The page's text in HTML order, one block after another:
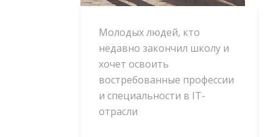
Молодых людей, кто
недавно закончил школу и
хочет освоить
востребованные профессии
и специальности в IT-
отрасли